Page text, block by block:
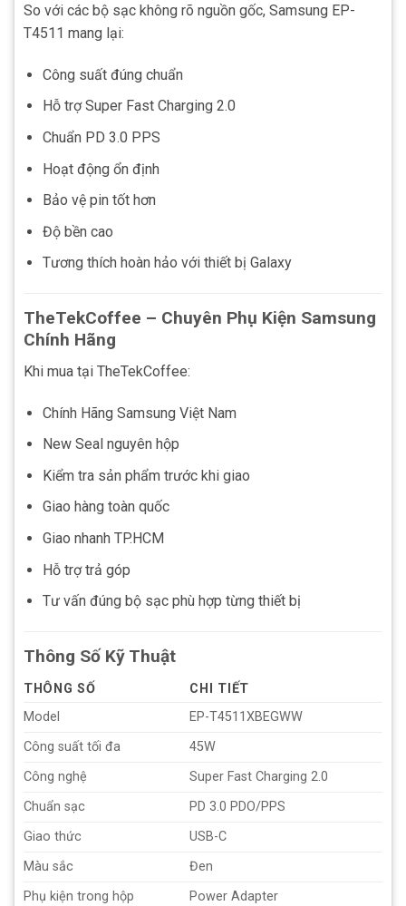
So với các bộ sạc không rõ nguồn gốc, Samsung EP-
T4511 mang lại:
Công suất đúng chuẩn
Hỗ trợ Super Fast Charging 2.0
Chuẩn PD 3.0 PPS
Hoạt động ổn định
Bảo vệ pin tốt hơn
Độ bền cao
Tương thích hoàn hảo với thiết bị Galaxy
TheTekCoffee – Chuyên Phụ Kiện Samsung
Chính Hãng
Khi mua tại TheTekCoffee:
Chính Hãng Samsung Việt Nam
New Seal nguyên hộp
Kiểm tra sản phẩm trước khi giao
Giao hàng toàn quốc
Giao nhanh TP.HCM
Hỗ trợ trả góp
Tư vấn đúng bộ sạc phù hợp từng thiết bị
Thông Số Kỹ Thuật
THÔNG SỐ
CHI TIẾT
Model
EP-T4511XBEGWW
Công suất tối đa
45W
Công nghệ
Super Fast Charging 2.0
Chuẩn sạc
PD 3.0 PDO/PPS
Giao thức
USB-C
Màu sắc
Đen
Phụ kiện trong hộp
Power Adapter